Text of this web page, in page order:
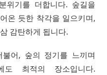
위기를 더합니다. 숲길을
온 듯한 착각을 일으키며,
감탄하게 됩니다.
어, 숲의 정기를 느끼며
도 최적의 장소입니다.